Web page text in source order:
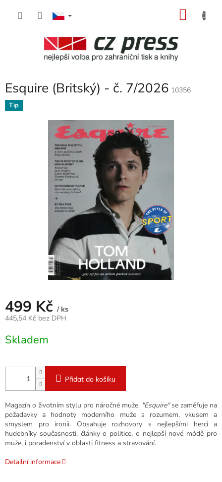
Esquire (Britský) - č. 7/2026 10356
Tip
499 Kč / ks
445,54 Kč bez DPH
cena:
Skladem
Přidat do košíku
Magazín o životním stylu pro náročné muže. "Esquire"se zaměřuje na
požadavky a hodnoty moderního muže s rozumem, vkusem a
smyslem pro ironii. Obsahuje rozhovory s nejlepšími herci a
hudebníky současnosti, články o politice, o nejlepší nové módě pro
muže, i poradenství v oblasti fitness a stravování.
Detailní informace